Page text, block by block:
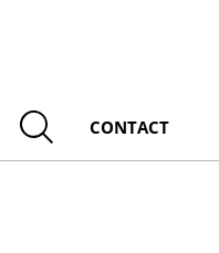
Rechercher
CONTACT